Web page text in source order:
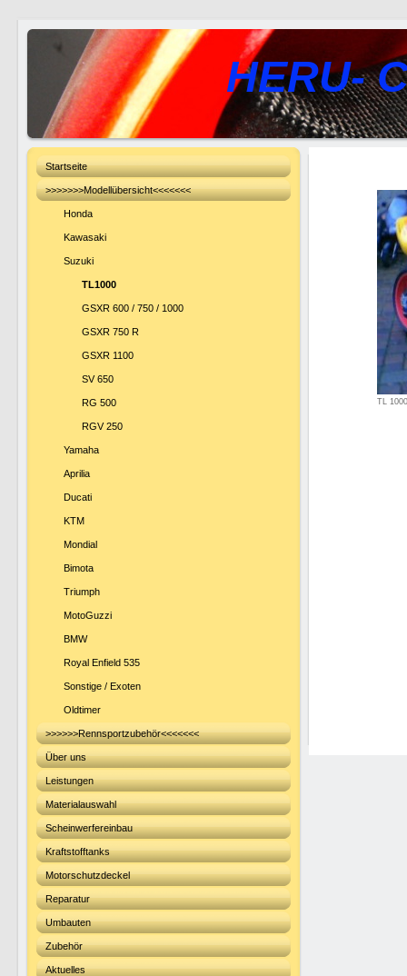
HERU-
Startseite
>>>>>>>Modellübersicht<<<<<<<
Honda
Kawasaki
Suzuki
TL1000
GSXR 600 / 750 / 1000
GSXR 750 R
GSXR 1100
SV 650
RG 500
RGV 250
Yamaha
Aprilia
Ducati
KTM
Mondial
Bimota
Triumph
MotoGuzzi
BMW
Royal Enfield 535
Sonstige / Exoten
Oldtimer
>>>>>>Rennsportzubehör<<<<<<<
Über uns
Leistungen
Materialauswahl
Scheinwerfereinbau
Kraftstofftanks
Motorschutzdeckel
Reparatur
Umbauten
Zubehör
Aktuelles
TL